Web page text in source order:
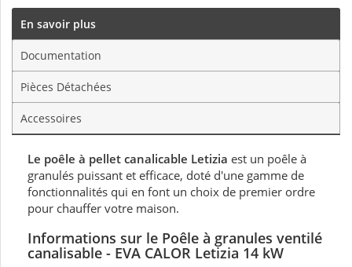
En savoir plus
Documentation
Pièces Détachées
Accessoires
Le poêle à pellet canalicable Letizia est un poêle à
granulés puissant et efficace, doté d'une gamme de
fonctionnalités qui en font un choix de premier ordre
pour chauffer votre maison.
Informations sur le Poêle à granules ventilé
canalisable - EVA CALOR Letizia 14 kW